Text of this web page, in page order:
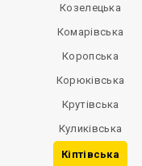
Козелецька
Комарівська
Коропська
Корюківська
Крутівська
Куликівська
Кіптівська